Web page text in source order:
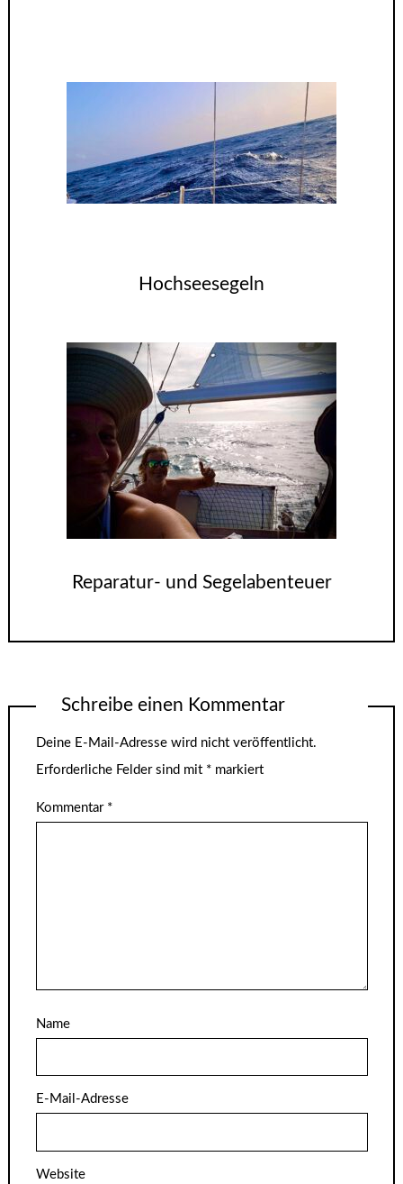
Hochseesegeln
Reparatur- und Segelabenteuer
Schreibe einen Kommentar
Deine E-Mail-Adresse wird nicht veröffentlicht.
Erforderliche Felder sind mit *markiert
Kommentar *
Name
E-Mail-Adresse
Website